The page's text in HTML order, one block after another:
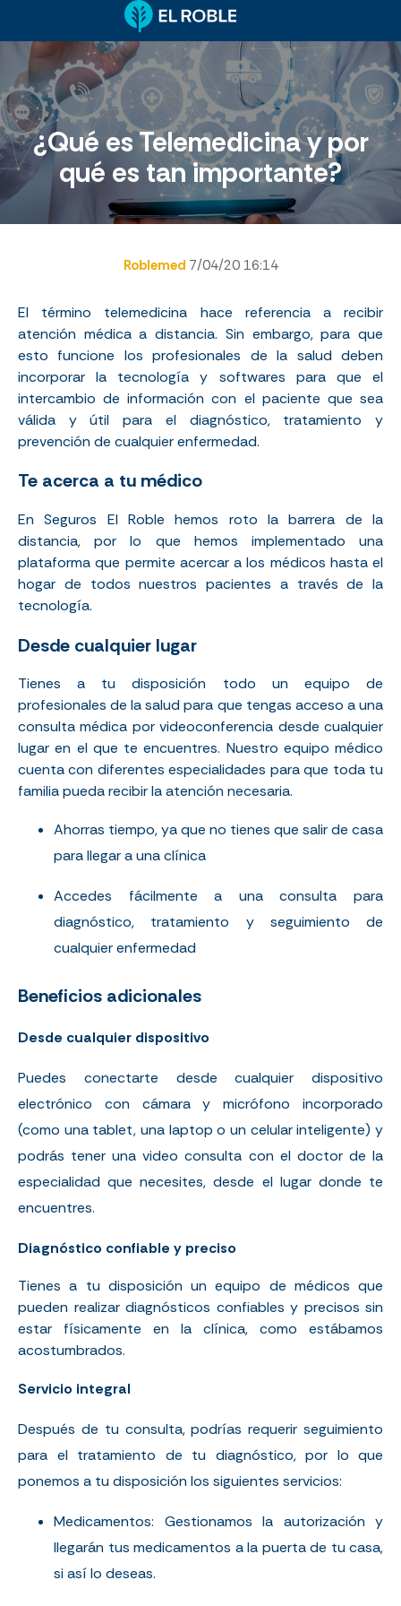
¿Qué es Telemedicina y por
qué es tan importante?
Roblemed 7/04/20 16:14
El término telemedicina hace referencia a recibir
atención médica a distancia. Sin embargo, para que
esto funcione los profesionales de la salud deben
incorporar la tecnología y softwares para que el
intercambio de información con el paciente que sea
válida y útil para el diagnóstico, tratamiento y
prevención de cualquier enfermedad.
Te acerca a tu médico
En Seguros El Roble hemos roto la barrera de la
distancia, por lo que hemos implementado una
plataforma que permite acercar a los médicos hasta el
hogar de todos nuestros pacientes a través de la
tecnología.
Desde cualquier lugar
Tienes a tu disposición todo un equipo de
profesionales de la salud para que tengas acceso a una
consulta médica por videoconferencia desde cualquier
lugar en el que te encuentres. Nuestro equipo médico
cuenta con diferentes especialidades para que toda tu
familia pueda recibir la atención necesaria.
Ahorras tiempo, ya que no tienes que salir de casa
para llegar a una clínica
Accedes fácilmente a una consulta para
diagnóstico, tratamiento y seguimiento de
cualquier enfermedad
Beneficios adicionales
Desde cualquier dispositivo
Puedes conectarte desde cualquier dispositivo
electrónico con cámara y micrófono incorporado
(como una tablet, una laptop o un celular inteligente) y
podrás tener una video consulta con el doctor de la
especialidad que necesites, desde el lugar donde te
encuentres.
Diagnóstico confiable y preciso
Tienes a tu disposición un equipo de médicos que
pueden realizar diagnósticos confiables y precisos sin
estar físicamente en la clínica, como estábamos
acostumbrados.
Servicio integral
Después de tu consulta, podrías requerir seguimiento
para el tratamiento de tu diagnóstico, por lo que
ponemos a tu disposición los siguientes servicios:
Medicamentos: Gestionamos la autorización y
llegarán tus medicamentos a la puerta de tu casa,
si así lo deseas.